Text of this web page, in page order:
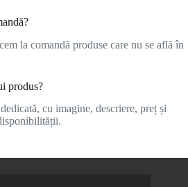
la comandă produse care nu se află în
produs?
cu imagine, descriere, preț și